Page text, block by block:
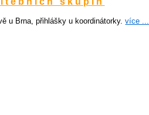
u Brna, přihlášky u koordinátorky.více ...